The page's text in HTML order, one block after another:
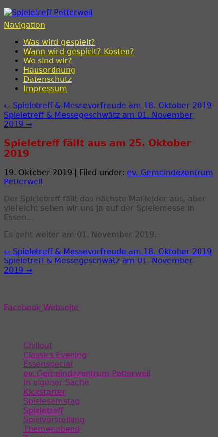
Spieletreff Petterweil
Navigation
Was wird gespielt?
Wann wird gespielt? Kosten?
Wo sind wir?
Hausordnung
Datenschutz
Impressum
← Spieletreff & Messevorfreude am 18. Oktober 2019
Spieletreff & Messegeschwätz am 01. November
2019 →
Spieletreff fällt aus am 25. Oktober
2019
19. Oktober 2019 | Filed under: ev. Gemeindezentrum
Petterweil
Der Spieletreff fällt das nächste Mal leider aus, aber
vielleicht sehen wir uns ja auf der Spielemesse in
Essen…
Es geht weiter am 01. November 2019.
← Spieletreff & Messevorfreude am 18. Oktober 2019
Spieletreff & Messegeschwätz am 01. November
2019 →
Facebook Webseite
Chillout
Classics Evening
Essenspecial
ev. Gemeindezentrum Petterweil
In eigener Sache
Kickstarter
Spielesamstag
Spieletreff
Spielvorstellung
Themenabend